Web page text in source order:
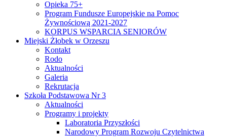
Opieka 75+
Program Fundusze Europejskie na Pomoc
Żywnościową 2021-2027
KORPUS WSPARCIA SENIORÓW
Miejski Żłobek w Orzeszu
Kontakt
Rodo
Aktualności
Galeria
Rekrutacja
Szkoła Podstawowa Nr 3
Aktualności
Programy i projekty
Laboratoria Przyszłości
Narodowy Program Rozwoju Czytelnictwa